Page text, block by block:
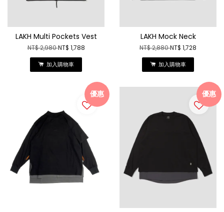
LAKH Multi Pockets Vest
NT$ 2,980NT$ 1,788
加入購物車
LAKH Mock Neck
NT$ 2,880NT$ 1,728
加入購物車
優惠 優惠